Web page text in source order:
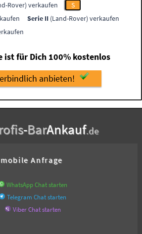
Rover) verkaufen
S
Serie II (Land-Rover) verkaufen
ist für Dich 100% kostenlos
anbieten!
-BarAnkauf.de
mobile Anfrage
WhatsApp Chat starten
Telegram Chat starten
Viber Chat starten